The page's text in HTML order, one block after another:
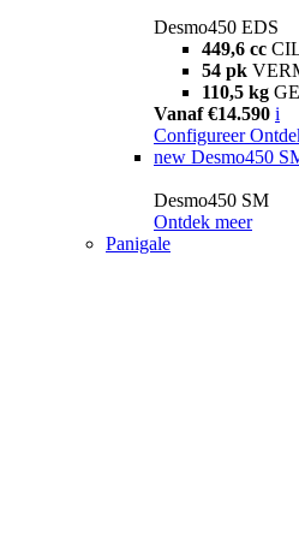
Desmo450 EDS
449,6 cc
54 pk
110,5 kg
Vanaf €14.590 i
Configureer
new Desmo450
Desmo450 SM
Ontdek meer
Panigale